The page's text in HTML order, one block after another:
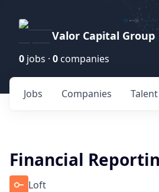
Valor Capital Group
0 jobs · 0 companies
Jobs Companies Talent
Financial
Loft